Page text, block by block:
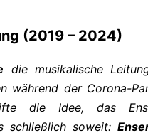
(2019 – 2024)
die musikalische
während der Corona-
die Idee, das
schließlich soweit: